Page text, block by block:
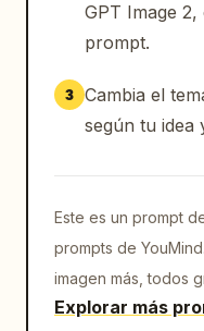
GPT Image
prompt.
3 Cambia el
según tu idea
Este es un prompt
prompts de
imagen más, todos
Explorar más